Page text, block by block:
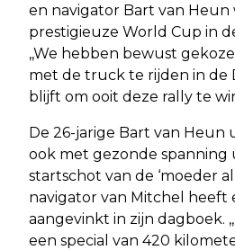
en navigator Bart van Heun
prestigieuze World Cup in
,,We hebben bewust
met de truck te rijden in de
blijft om ooit deze rally te
De 26-jarige Bart van Heun
ook met gezonde spanning
startschot van de ‘moeder
navigator van Mitchel heeft
aangevinkt in zijn dagboek.
een special van 420